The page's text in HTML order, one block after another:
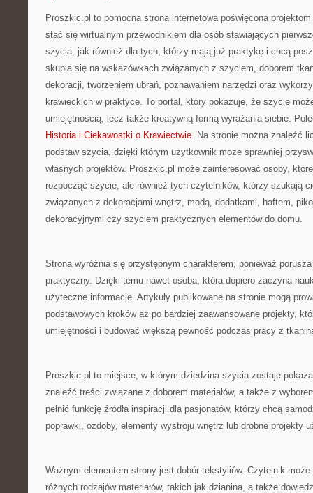
Proszkic.pl to pomocna strona internetowa poświęcona
stać się wirtualnym przewodnikiem dla osób stawiających
szycia, jak również dla tych, którzy mają już praktykę i chcą
skupia się na wskazówkach związanych z szyciem, doborem
dekoracji, tworzeniem ubrań, poznawaniem narzędzi oraz
krawieckich w praktyce. To portal, który pokazuje, że szycie
umiejętnością, lecz także kreatywną formą wyrażania siebie.
Historia i Ciekawostki o Krawiectwie. Na stronie można znaleźć
podstaw szycia, dzięki którym użytkownik może sprawniej
własnych projektów. Proszkic.pl może zainteresować osoby,
rozpocząć szycie, ale również tych czytelników, którzy szukają
związanych z dekoracjami wnętrz, modą, dodatkami, haftem,
dekoracyjnymi czy szyciem praktycznych elementów do domu.
Strona wyróżnia się przystępnym charakterem, ponieważ
praktyczny. Dzięki temu nawet osoba, która dopiero zaczyna
użyteczne informacje. Artykuły publikowane na stronie mogą
podstawowych kroków aż po bardziej zaawansowane projekty,
umiejętności i budować większą pewność podczas pracy z
Proszkic.pl to miejsce, w którym dziedzina szycia zostaje
znaleźć treści związane z doborem materiałów, a także z
pełnić funkcję źródła inspiracji dla pasjonatów, którzy chcą
poprawki, ozdoby, elementy wystroju wnętrz lub drobne projekty
Ważnym elementem strony jest dobór tekstyliów. Czytelnik
różnych rodzajów materiałów, takich jak dzianina, a także